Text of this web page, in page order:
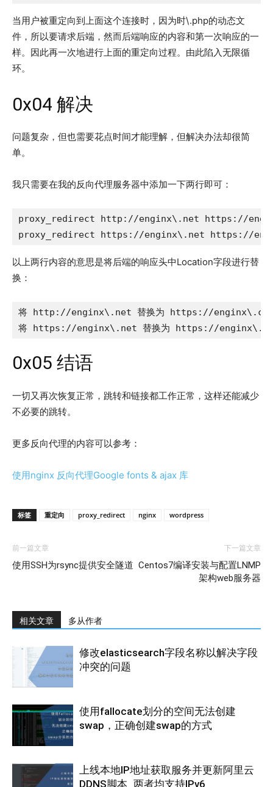
当用户被重定向到上面这个连接时，因为时\.php的动态文
件，所以要请求后端，然而后端响应的内容和第一次响应的一
样。因此再一次地进行上面的重定向过程。由此陷入无限循
环。
0x04 解决
问题复杂，但也需要花点时间才能理解，但解决办法却很简
单。
我只需要在我的反向代理服务器中添加一下两行即可：
proxy_redirect http://enginx\.net https://
proxy_redirect https://enginx\.net https://
以上两行内容的意思是将后端的响应头中Location字段进行替
换：
将 http://enginx\.net 替换为 https://
将 https://enginx\.net 替换为 https://
0x05 结语
一切又再次恢复正常，跳转和链接都工作正常，这样还能减少
不必要的跳转。
更多反向代理的内容可以参考：
使用nginx 反向代理Google fonts & ajax 库
标签 重定向 proxy_redirect nginx wordpress
前一篇文章
使用SSH为rsync提供安全隧道
下一篇文章
Centos7编译安装与配置LNMP
架构web服务器
相关文章 多从作者
修改elasticsearch字段名称以解决字段
冲突的问题
使用fallocate划分的空间无法创建
swap，正确创建swap的方式
上线本地IP地址获取服务并更新阿里云
DDNS脚本_两者均支持IPv6